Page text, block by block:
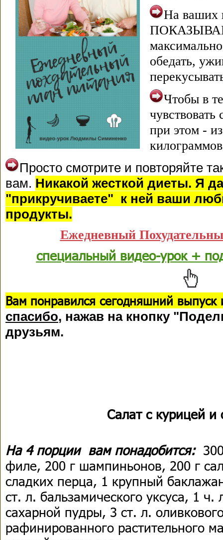
На ваших
ПОКАЗЫВАЮ
максимально
обедать,
Чтобы в
при этом -
Просто смотрите и повторяйте
вам. Никакой жесткой диеты. Я
"прикручиваете" к ней ваши
продукты.
Ежедневный
специальный видео-урок +
Вам понравился сегодняшний выпуск
спасибо, нажав на кнопку
друзьям.
Салат с курицей
На 4 порции вам понадобится:
филе, 200 г шампиньонов, 200 г
сладких перца, 1 крупный
ст. л. бальзамического уксусa, 1
сахарной пудры, 3 ст. л.
рафинированного растительного